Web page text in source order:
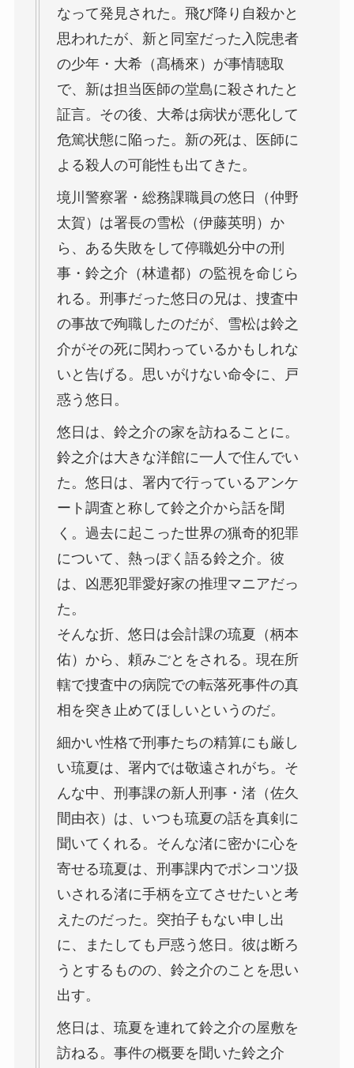
なって発見された。飛び降り自殺かと
思われたが、新と同室だった入院患者
の少年・大希（髙橋來）が事情聴取
で、新は担当医師の堂島に殺されたと
証言。その後、大希は病状が悪化して
危篤状態に陥った。新の死は、医師に
よる殺人の可能性も出てきた。
境川警察署・総務課職員の悠日（仲野
太賀）は署長の雪松（伊藤英明）か
ら、ある失敗をして停職処分中の刑
事・鈴之介（林遣都）の監視を命じら
れる。刑事だった悠日の兄は、捜査中
の事故で殉職したのだが、雪松は鈴之
介がその死に関わっているかもしれな
いと告げる。思いがけない命令に、戸
惑う悠日。
悠日は、鈴之介の家を訪ねることに。
鈴之介は大きな洋館に一人で住んでい
た。悠日は、署内で行っているアンケ
ート調査と称して鈴之介から話を聞
く。過去に起こった世界の猟奇的犯罪
について、熱っぽく語る鈴之介。彼
は、凶悪犯罪愛好家の推理マニアだっ
た。
そんな折、悠日は会計課の琉夏（柄本
佑）から、頼みごとをされる。現在所
轄で捜査中の病院での転落死事件の真
相を突き止めてほしいというのだ。
細かい性格で刑事たちの精算にも厳し
い琉夏は、署内では敬遠されがち。そ
んな中、刑事課の新人刑事・渚（佐久
間由衣）は、いつも琉夏の話を真剣に
聞いてくれる。そんな渚に密かに心を
寄せる琉夏は、刑事課内でポンコツ扱
いされる渚に手柄を立てさせたいと考
えたのだった。突拍子もない申し出
に、またしても戸惑う悠日。彼は断ろ
うとするものの、鈴之介のことを思い
出す。
悠日は、琉夏を連れて鈴之介の屋敷を
訪ねる。事件の概要を聞いた鈴之介